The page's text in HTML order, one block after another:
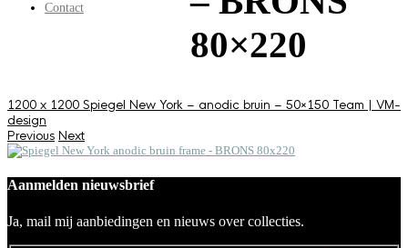
Contact
80×220
1200 x 1200 Spiegel New York – anodic bruin – 50×150 Team | VM-
design
Previous Next
Aanmelden nieuwsbrief
Ja, mail mij aanbiedingen en nieuws over collecties.